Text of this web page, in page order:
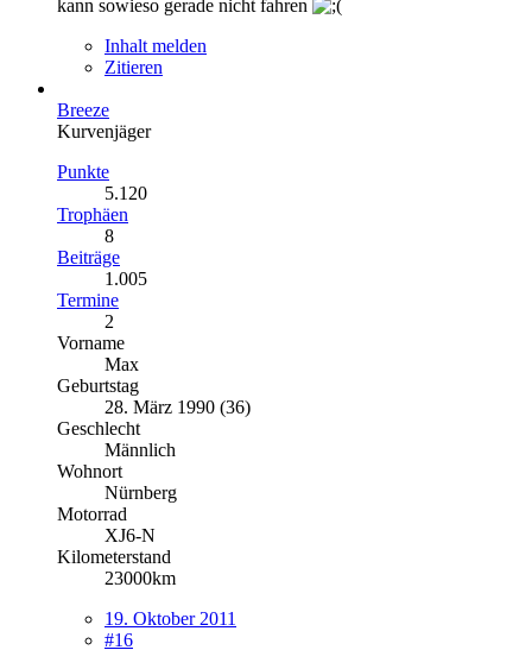
kann sowieso gerade nicht fahren
Inhalt melden
Zitieren
Breeze
Kurvenjäger
Punkte
5.120
Trophäen
8
Beiträge
1.005
Termine
2
Vorname
Max
Geburtstag
28. März 1990 (36)
Geschlecht
Männlich
Wohnort
Nürnberg
Motorrad
XJ6-N
Kilometerstand
23000km
19. Oktober 2011
#16